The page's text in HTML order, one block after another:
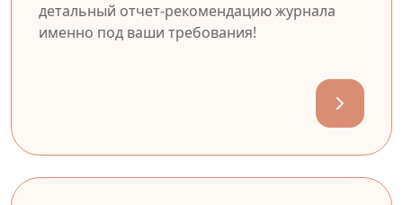
детальный отчет-рекомендацию журнала
именно под ваши требования!